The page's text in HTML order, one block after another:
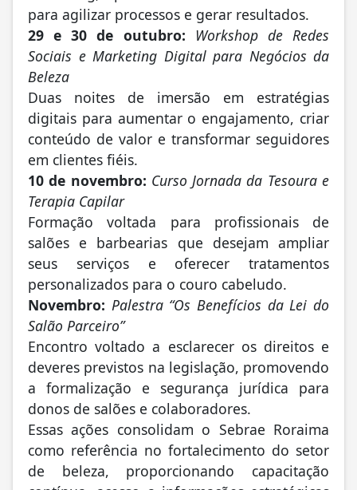
para agilizar processos e gerar resultados.
29 e 30 de outubro: Workshop de Redes
Sociais e Marketing Digital para Negócios da
Beleza
Duas noites de imersão em estratégias
digitais para aumentar o engajamento, criar
conteúdo de valor e transformar seguidores
em clientes fiéis.
10 de novembro: Curso Jornada da Tesoura e
Terapia Capilar
Formação voltada para profissionais de
salões e barbearias que desejam ampliar
seus serviços e oferecer tratamentos
personalizados para o couro cabeludo.
Novembro: Palestra “Os Benefícios da Lei do
Salão Parceiro”
Encontro voltado a esclarecer os direitos e
deveres previstos na legislação, promovendo
a formalização e segurança jurídica para
donos de salões e colaboradores.
Essas ações consolidam o Sebrae Roraima
como referência no fortalecimento do setor
de beleza, proporcionando capacitação